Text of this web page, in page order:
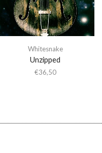
Whitesnake
Unzipped
€36,50